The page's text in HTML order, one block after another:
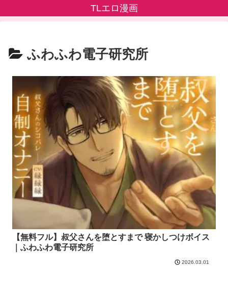
TLエロ漫画
ふわふわ電子研究所
【無料フル】叔父さんを堕とすまで 寝かしつけボイス
｜ふわふわ電子研究所
2026.03.01